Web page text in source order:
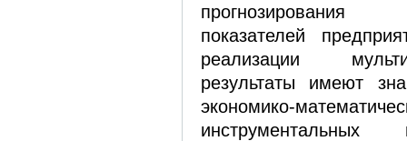
прогнозирования
показателей
реализации
результаты имеют
экономико-